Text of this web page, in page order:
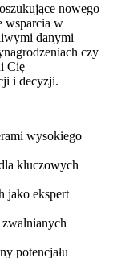
nowego
wsparcia w
danymi
czy
Cię
i decyzji.
wysokiego
kluczowych
jako ekspert
potencjału